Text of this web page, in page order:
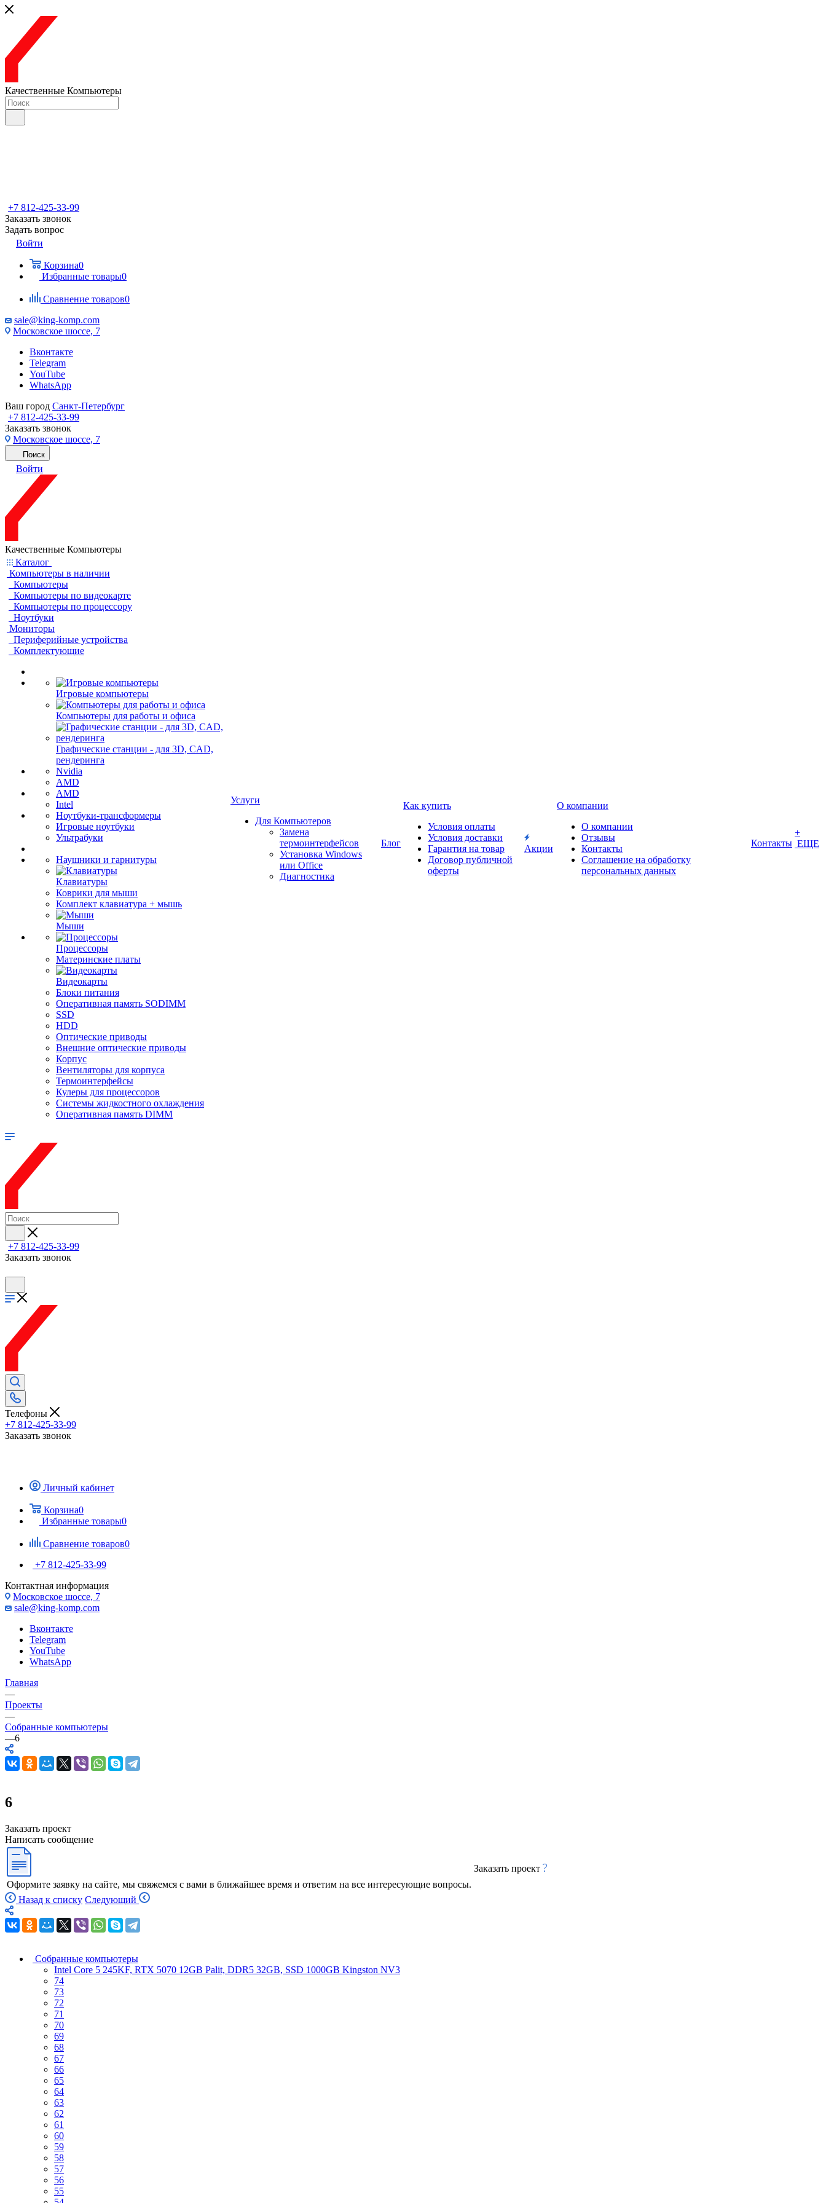
Качественные Компьютеры
+7 812-425-33-99
Заказать звонок
Задать вопрос
Войти
Корзина0
Избранные товары0
Сравнение товаров0
sale@king-komp.com
Московское шоссе, 7
Вконтакте
Telegram
YouTube
WhatsApp
Ваш город Санкт-Петербург
+7 812-425-33-99
Заказать звонок
Московское шоссе, 7
Поиск
Войти
Качественные Компьютеры
Каталог
Компьютеры в наличии
Компьютеры
Компьютеры по видеокарте
Компьютеры по процессору
Ноутбуки
Мониторы
Периферийные устройства
Комплектующие
Игровые компьютеры
Компьютеры для работы и офиса
Графические станции - для 3D, CAD,
рендеринга
Nvidia
AMD
AMD
Intel
Ноутбуки-трансформеры
Игровые ноутбуки
Ультрабуки
Наушники и гарнитуры
Клавиатуры
Коврики для мыши
Комплект клавиатура + мышь
Мыши
Процессоры
Материнские платы
Видеокарты
Блоки питания
Оперативная память SODIMM
SSD
HDD
Оптические приводы
Внешние оптические приводы
Корпус
Вентиляторы для корпуса
Термоинтерфейсы
Кулеры для процессоров
Системы жидкостного охлаждения
Оперативная память DIMM
Услуги
Для Компьютеров
Замена
термоинтерфейсов
Установка Windows
или Office
Диагностика
Блог
Как купить
Условия оплаты
Условия доставки
Гарантия на товар
Договор публичной
оферты
Акции
О компании
О компании
Отзывы
Контакты
Соглашение на обработку
персональных данных
Контакты
+
ЕЩЕ
+7 812-425-33-99
Заказать звонок
Телефоны
+7 812-425-33-99
Заказать звонок
Личный кабинет
Корзина0
Избранные товары0
Сравнение товаров0
+7 812-425-33-99
Контактная информация
Московское шоссе, 7
sale@king-komp.com
Вконтакте
Telegram
YouTube
WhatsApp
Главная
—
Проекты
—
Собранные компьютеры
—6
6
Заказать проект
Написать сообщение
Оформите заявку на сайте, мы свяжемся с вами в ближайшее время и ответим на все интересующие вопросы.
Заказать проект
Назад к списку Следующий
Собранные компьютеры
Intel Core 5 245KF, RTX 5070 12GB Palit, DDR5 32GB, SSD 1000GB Kingston NV3
74
73
72
71
70
69
68
67
66
65
64
63
62
61
60
59
58
57
56
55